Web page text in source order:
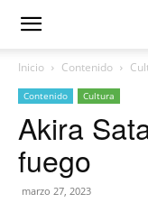
Inicio Contenido
Contenido Cultura
Akira
fuego
marzo 27, 2023